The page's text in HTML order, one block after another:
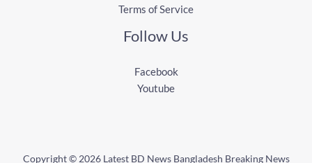
Terms of Service
Follow Us
Facebook
Youtube
Copyright © 2026 Latest BD News Bangladesh Breaking News